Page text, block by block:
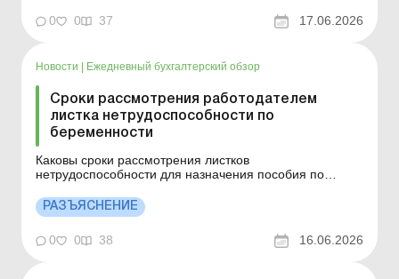
поздний срок, нежели стандартные 30 недель
беременности. Чтобы с...
0 0 37 17.06.2026
Новости | Ежедневный бухгалтерский обзор
Сроки рассмотрения работодателем
листка нетрудоспособности по
беременности
Каковы сроки рассмотрения листков
нетрудоспособности для назначения пособия по
связи с беременностью и родами: оформление и
перенос Беременность работницы за границей:
действия работодателя Даты открытия и закрытия
листка нетрудоспособности соответств...
РАЗЪЯСНЕНИЕ
0 0 38 16.06.2026